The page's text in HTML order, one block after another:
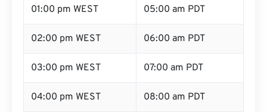
01:00 pm WEST 05:00 am PDT
02:00 pm WEST 06:00 am PDT
03:00 pm WEST 07:00 am PDT
04:00 pm WEST 08:00 am PDT